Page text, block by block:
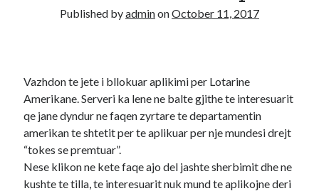
Ahmed Mohamed Ali onLlotaria amerikane bëhet me pagesë, 1
Llotaria amerikane bëhet me pagesë, 1
dollar aplikimi
Published byadminonOctober 11, 2017
Vazhdon te jete i bllokuar aplikimi per Lotarine
Amerikane. Serveri ka lene ne balte gjithe te interesuarit
qe jane dyndur ne faqen zyrtare te departamentin
amerikan te shtetit per te aplikuar per nje mundesi drejt
“tokes se premtuar”.
Nese klikon ne kete faqe ajo del jashte sherbimit dhe ne
kushte te tilla, te interesuarit nuk mund te aplikojne deri